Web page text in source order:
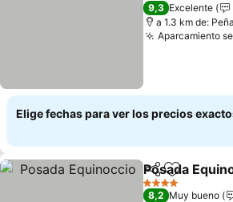
9,3 Excelente
a 1.3 km de:
Aparcamiento
Elige fechas para ver los precios
CompartirAgregar a
Posada
4 Estrellas
8,2 Muy bueno